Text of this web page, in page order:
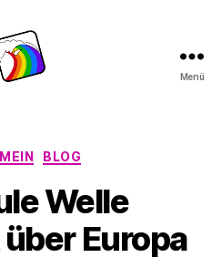
Menü
Kategorien
BLOG
Welle
Europa